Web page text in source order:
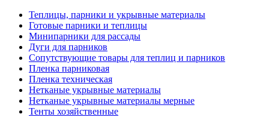
Теплицы, парники и укрывные материалы
Готовые парники и теплицы
Минипарники для рассады
Дуги для парников
Сопутствующие товары для теплиц и парников
Пленка парниковая
Пленка техническая
Нетканые укрывные материалы
Нетканые укрывные материалы мерные
Тенты хозяйственные